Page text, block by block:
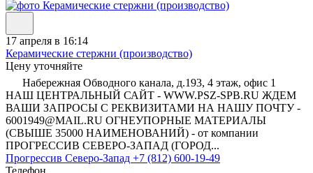
17 апреля в 16:14
Керамические стержни (производство)
Цену уточняйте
Набережная Обводного канала, д.193, 4 этаж, офис 1
НАШ ЦЕНТРАЛЬНЫЙ САЙТ - WWW.PSZ-SPB.RU ЖДЕМ
ВАШИ ЗАПРОСЫ С РЕКВИЗИТАМИ НА НАШУ ПОЧТУ -
6001949@MAIL.RU ОГНЕУПОРНЫЕ МАТЕРИАЛЫ
(СВЫШЕ 35000 НАИМЕНОВАНИЙ) - от компании
ПРОГРЕССИВ СЕВЕРО-ЗАПАД (ГОРОД...
Прогрессив Северо-Запад +7 (812) 600-19-49